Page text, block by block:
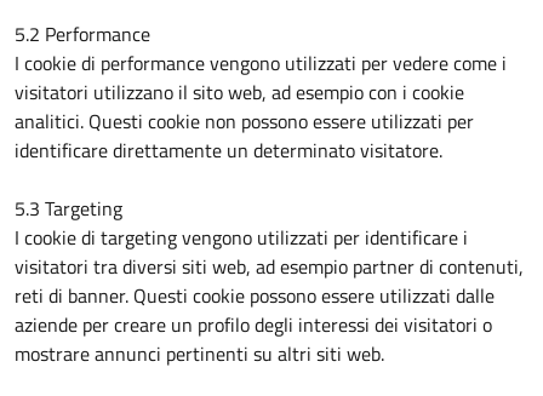
5.2 Performance
I cookie di performance vengono utilizzati per vedere come i
visitatori utilizzano il sito web, ad esempio con i cookie
analitici. Questi cookie non possono essere utilizzati per
identificare direttamente un determinato visitatore.
5.3 Targeting
I cookie di targeting vengono utilizzati per identificare i
visitatori tra diversi siti web, ad esempio partner di contenuti,
reti di banner. Questi cookie possono essere utilizzati dalle
aziende per creare un profilo degli interessi dei visitatori o
mostrare annunci pertinenti su altri siti web.